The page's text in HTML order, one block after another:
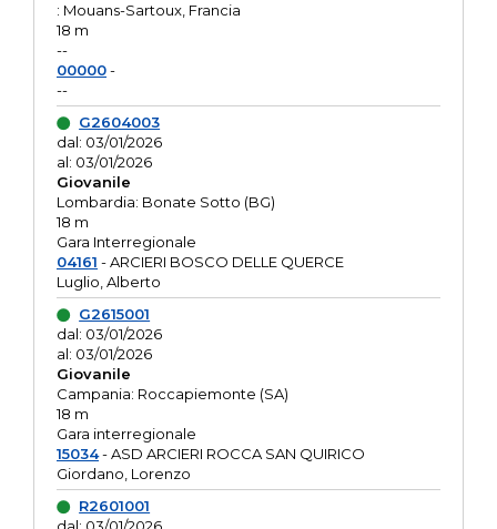
: Mouans-Sartoux, Francia
18 m
--
00000-
--
G2604003
dal: 03/01/2026
al: 03/01/2026
Giovanile
Lombardia: Bonate Sotto (BG)
18 m
Gara Interregionale
04161 - ARCIERI BOSCO DELLE QUERCE
Luglio, Alberto
G2615001
dal: 03/01/2026
al: 03/01/2026
Giovanile
Campania: Roccapiemonte (SA)
18 m
Gara interregionale
15034- ASD ARCIERI ROCCA SAN QUIRICO
Giordano, Lorenzo
R2601001